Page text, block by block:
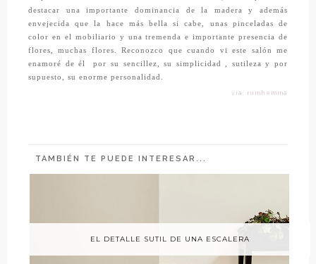
destacar una importante dominancia de la madera y además
envejecida que la hace más bella si cabe, unas pinceladas de
color en el mobiliario y una tremenda e importante presencia de
flores, muchas flores. Reconozco que cuando vi este salón me
enamoré de él
por su sencillez, su simplicidad , sutileza y por
supuesto, su enorme personalidad.
vía: rumhemma
TAMBIÉN TE PUEDE INTERESAR...
EL DETALLE SUTIL DE UNA ESCALERA